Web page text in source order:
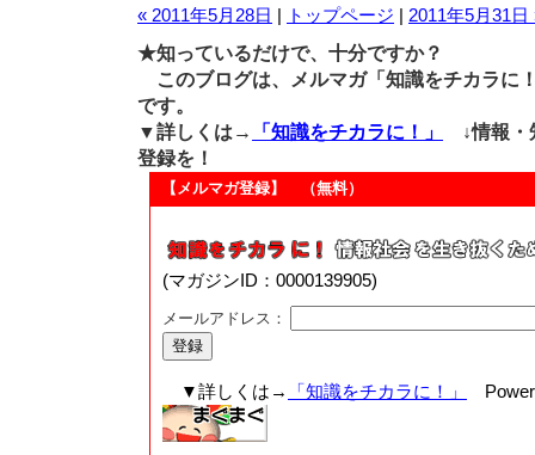
« 2011年5月28日 | トップページ | 2011年5月31日
★知っているだけで、十分ですか？
このブログは、メルマガ「知識をチカラに
です。
▼詳しくは→
「知識をチカラに！」
↓情報・
登録を！
【メルマガ登録】 （無料）
(マガジンID：0000139905)
メールアドレス：
▼詳しくは→ 「知識をチカラに！」